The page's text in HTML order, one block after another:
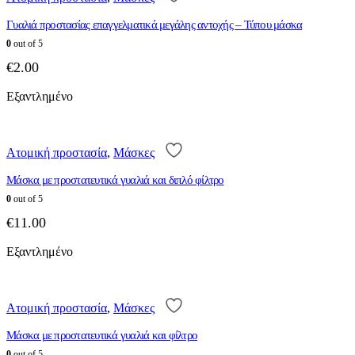
Γυαλιά προστασίας επαγγελματικά μεγάλης αντοχής – Τύπου μάσκα
0 out of 5
€2.00
Εξαντλημένο
Ατομική προστασία, Μάσκες
Μάσκα με προστατευτικά γυαλιά και διπλό φίλτρο
0 out of 5
€11.00
Εξαντλημένο
Ατομική προστασία, Μάσκες
Μάσκα με προστατευτικά γυαλιά και φίλτρο